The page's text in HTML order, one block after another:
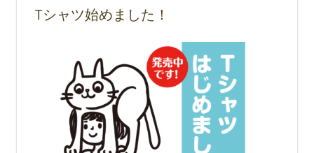
Tシャツ始めました！